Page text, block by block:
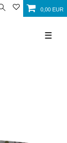
0,00 EUR
☰